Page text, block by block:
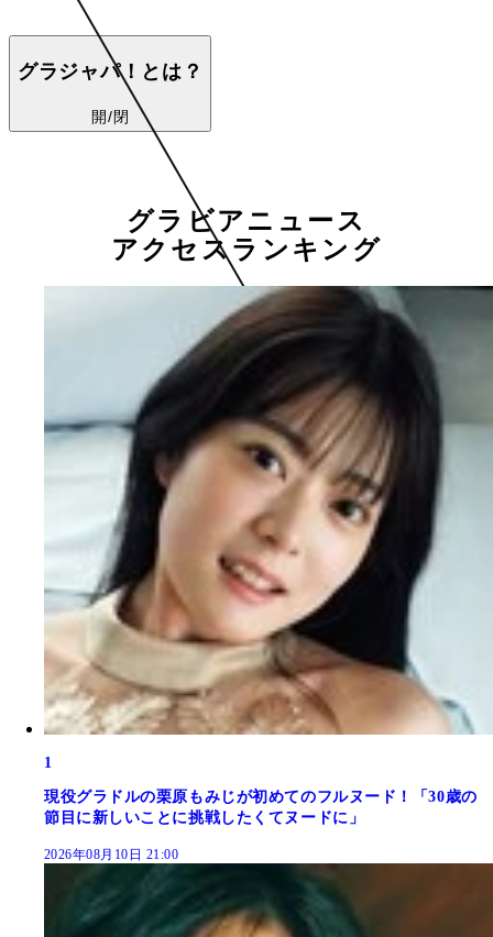
グラジャパ！とは？
開/閉
グラビアニュース
アクセスランキング
1
現役グラドルの栗原もみじが初めてのフルヌード！「30歳の
節目に新しいことに挑戦したくてヌードに」
2026年08月10日 21:00